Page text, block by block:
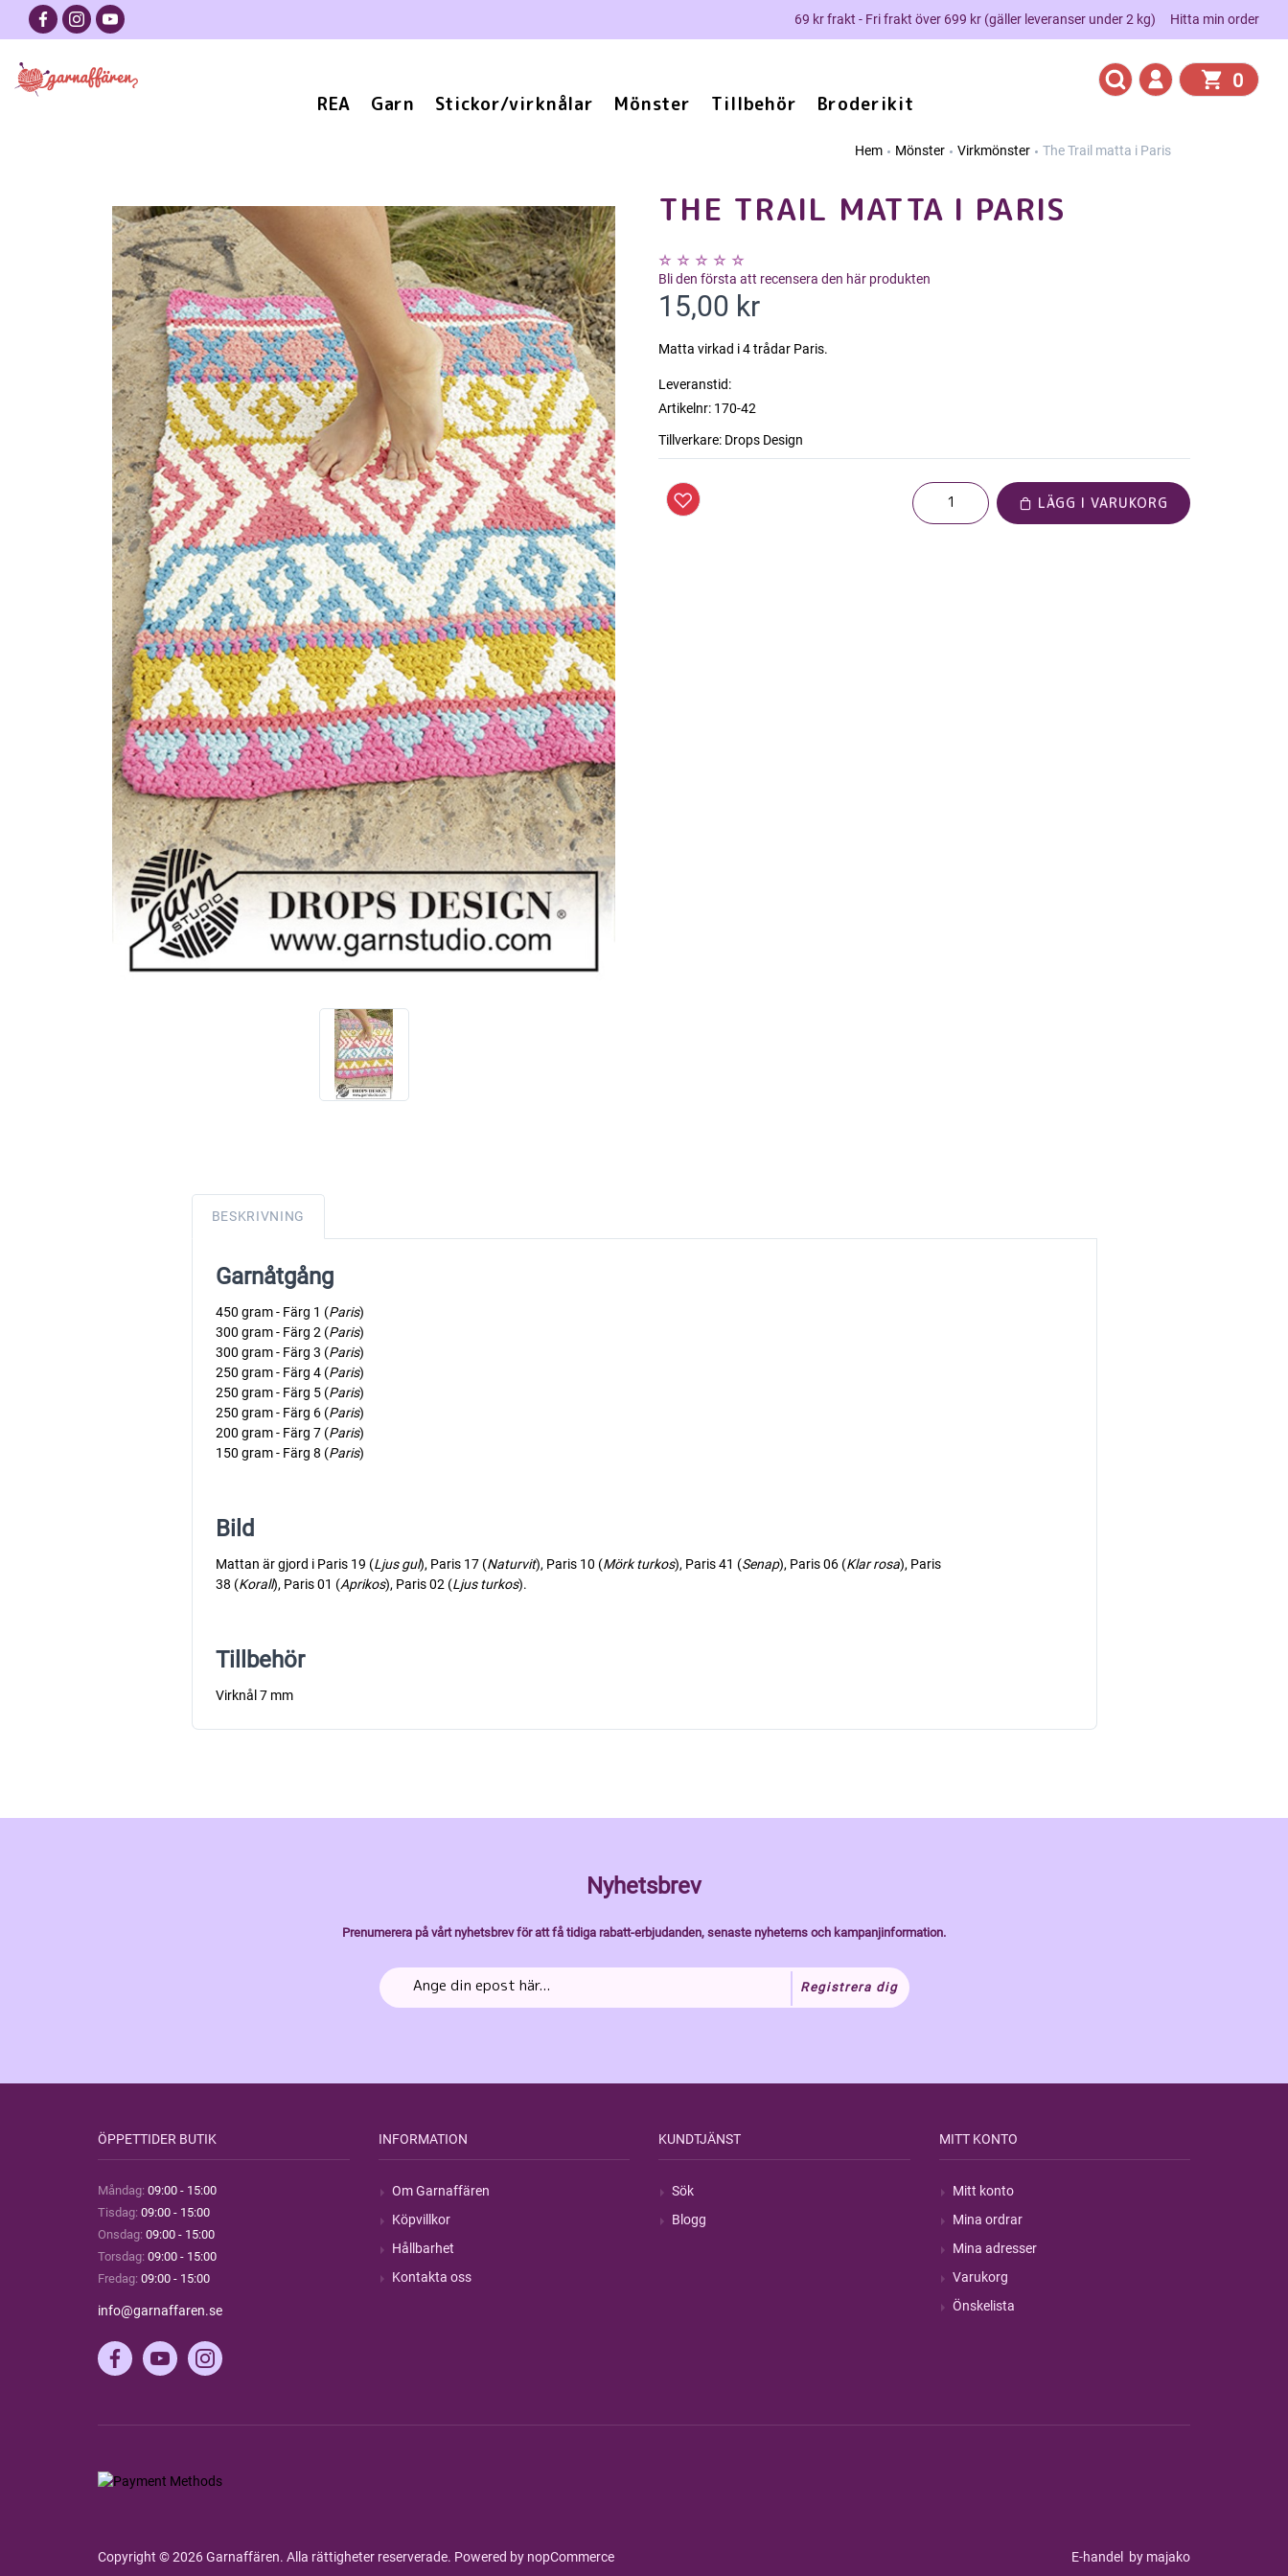
69 kr frakt - Fri frakt över 699 kr (gäller leveranser under 2 kg) Hitta min order
REA Garn Stickor/virknålar Mönster Tillbehör Broderikit
0
Hem Mönster Virkmönster The Trail matta i Paris
THE TRAIL MATTA I PARIS
Bli den första att recensera den här produkten
15,00 kr
Matta virkad i 4 trådar Paris.
Leveranstid:
Artikelnr: 170-42
Tillverkare: Drops Design
LÄGG I VARUKORG
BESKRIVNING
Garnåtgång
450 gram - Färg 1 (Paris)
300 gram - Färg 2 (Paris)
300 gram - Färg 3 (Paris)
250 gram - Färg 4 (Paris)
250 gram - Färg 5 (Paris)
250 gram - Färg 6 (Paris)
200 gram - Färg 7 (Paris)
150 gram - Färg 8 (Paris)
Bild
Mattan är gjord i Paris 19 (Ljus gul), Paris 17 (Naturvit), Paris 10 (Mörk turkos), Paris 41 (Senap), Paris 06 (Klar rosa), Paris
38 (Korall), Paris 01 (Aprikos), Paris 02 (Ljus turkos).
Tillbehör
Virknål 7 mm
Nyhetsbrev
Prenumerera på vårt nyhetsbrev för att få tidiga rabatt-erbjudanden, senaste nyheterns och kampanjinformation.
Registrera dig
ÖPPETTIDER BUTIK
Måndag: 09:00 - 15:00
Tisdag: 09:00 - 15:00
Onsdag: 09:00 - 15:00
Torsdag: 09:00 - 15:00
Fredag: 09:00 - 15:00
info@garnaffaren.se
INFORMATION
Om Garnaffären
Köpvillkor
Hållbarhet
Kontakta oss
KUNDTJÄNST
Sök
Blogg
MITT KONTO
Mitt konto
Mina ordrar
Mina adresser
Varukorg
Önskelista
Copyright © 2026 Garnaffären. Alla rättigheter reserverade. Powered by nopCommerce E-handel by majako